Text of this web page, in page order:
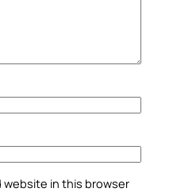
website in this browser